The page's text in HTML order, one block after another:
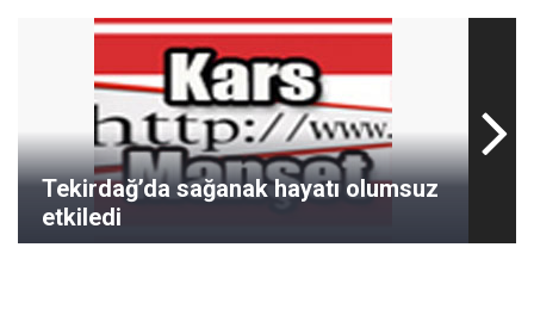
Tekirdağ’da sağanak hayatı olumsuz
etkiledi